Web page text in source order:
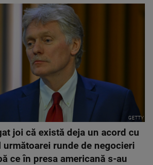
GETTY
joi că există deja un acord cu
runde de negocieri
ce în presa americană s-au